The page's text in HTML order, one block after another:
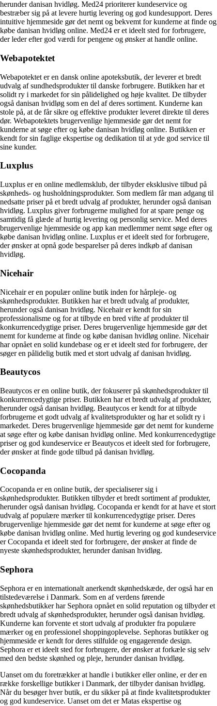
herunder danisan hvidløg. Med24 prioriterer kundeservice og
bestræber sig på at levere hurtig levering og god kundesupport. Deres
intuitive hjemmeside gør det nemt og bekvemt for kunderne at finde og
købe danisan hvidløg online. Med24 er et ideelt sted for forbrugere,
der leder efter god værdi for pengene og ønsker at handle online.
Webapotektet
Webapotektet er en dansk online apoteksbutik, der leverer et bredt
udvalg af sundhedsprodukter til danske forbrugere. Butikken har et
solidt ry i markedet for sin pålidelighed og høje kvalitet. De tilbyder
også danisan hvidløg som en del af deres sortiment. Kunderne kan
stole på, at de får sikre og effektive produkter leveret direkte til deres
dør. Webapotektets brugervenlige hjemmeside gør det nemt for
kunderne at søge efter og købe danisan hvidløg online. Butikken er
kendt for sin faglige ekspertise og dedikation til at yde god service til
sine kunder.
Luxplus
Luxplus er en online medlemsklub, der tilbyder eksklusive tilbud på
skønheds- og husholdningsprodukter. Som medlem får man adgang til
nedsatte priser på et bredt udvalg af produkter, herunder også danisan
hvidløg. Luxplus giver forbrugerne mulighed for at spare penge og
samtidig få glæde af hurtig levering og personlig service. Med deres
brugervenlige hjemmeside og app kan medlemmer nemt søge efter og
købe danisan hvidløg online. Luxplus er et ideelt sted for forbrugere,
der ønsker at opnå gode besparelser på deres indkøb af danisan
hvidløg.
Nicehair
Nicehair er en populær online butik inden for hårpleje- og
skønhedsprodukter. Butikken har et bredt udvalg af produkter,
herunder også danisan hvidløg. Nicehair er kendt for sin
professionalisme og for at tilbyde en bred vifte af produkter til
konkurrencedygtige priser. Deres brugervenlige hjemmeside gør det
nemt for kunderne at finde og købe danisan hvidløg online. Nicehair
har opnået en solid kundebase og er et ideelt sted for forbrugere, der
søger en pålidelig butik med et stort udvalg af danisan hvidløg.
Beautycos
Beautycos er en online butik, der fokuserer på skønhedsprodukter til
konkurrencedygtige priser. Butikken har et bredt udvalg af produkter,
herunder også danisan hvidløg. Beautycos er kendt for at tilbyde
forbrugerne et godt udvalg af kvalitetsprodukter og har et solidt ry i
markedet. Deres brugervenlige hjemmeside gør det nemt for kunderne
at søge efter og købe danisan hvidløg online. Med konkurrencedygtige
priser og god kundeservice er Beautycos et ideelt sted for forbrugere,
der ønsker at finde gode tilbud på danisan hvidløg.
Cocopanda
Cocopanda er en online butik, der specialiserer sig i
skønhedsprodukter. Butikken tilbyder et bredt sortiment af produkter,
herunder også danisan hvidløg. Cocopanda er kendt for at have et stort
udvalg af populære mærker til konkurrencedygtige priser. Deres
brugervenlige hjemmeside gør det nemt for kunderne at søge efter og
købe danisan hvidløg online. Med hurtig levering og god kundeservice
er Cocopanda et ideelt sted for forbrugere, der ønsker at finde de
nyeste skønhedsprodukter, herunder danisan hvidløg.
Sephora
Sephora er en internationalt anerkendt skønhedskæde, der også har en
tilstedeværelse i Danmark. Som en af verdens førende
skønhedsbutikker har Sephora opnået en solid reputation og tilbyder et
bredt udvalg af skønhedsprodukter, herunder også danisan hvidløg.
Kunderne kan forvente et stort udvalg af produkter fra populære
mærker og en professionel shoppingoplevelse. Sephoras butikker og
hjemmeside er kendt for deres stilfulde og engagerende design.
Sephora er et ideelt sted for forbrugere, der ønsker at forkæle sig selv
med den bedste skønhed og pleje, herunder danisan hvidløg.
Uanset om du foretrækker at handle i butikker eller online, er der en
række forskellige butikker i Danmark, der tilbyder danisan hvidløg.
Når du besøger hver butik, er du sikker på at finde kvalitetsprodukter
og god kundeservice. Uanset om det er Matas ekspertise og